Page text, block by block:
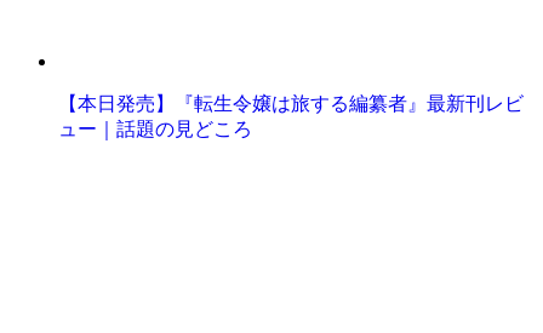
【本日発売】『転生令嬢は旅する編纂者』最新刊レビ
ュー｜話題の見どころ